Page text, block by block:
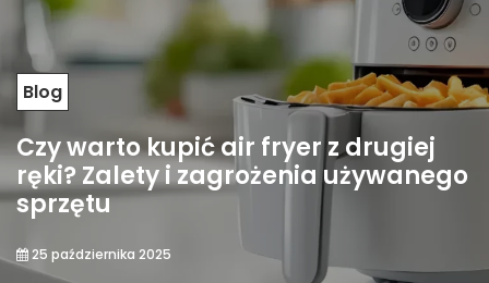
Blog
Czy warto kupić air fryer z drugiej
ręki? Zalety i zagrożenia używanego
sprzętu
25 października 2025